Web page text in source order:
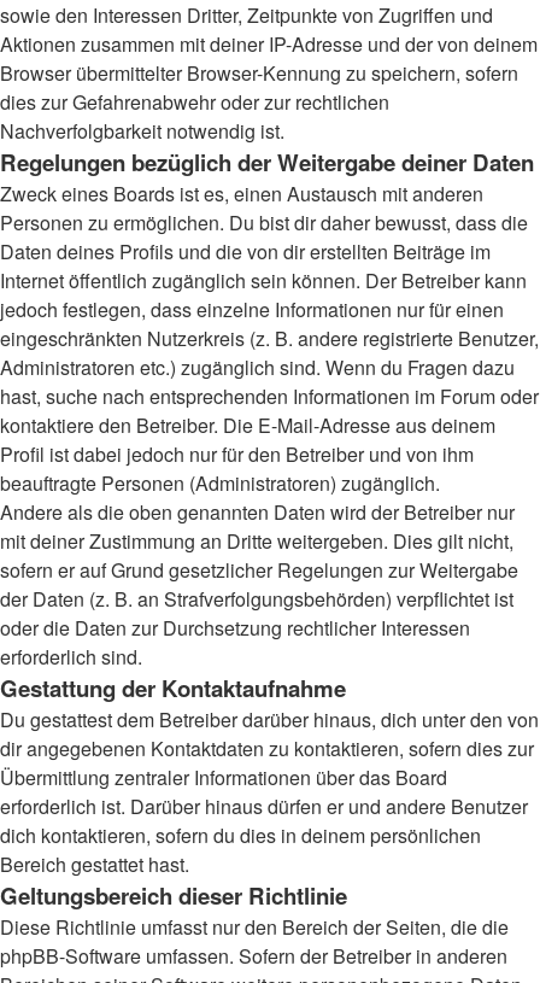
sowie den Interessen Dritter, Zeitpunkte von Zugriffen und
Aktionen zusammen mit deiner IP-Adresse und der von deinem
Browser übermittelter Browser-Kennung zu speichern, sofern
dies zur Gefahrenabwehr oder zur rechtlichen
Nachverfolgbarkeit notwendig ist.
Regelungen bezüglich der Weitergabe deiner Daten
Zweck eines Boards ist es, einen Austausch mit anderen
Personen zu ermöglichen. Du bist dir daher bewusst, dass die
Daten deines Profils und die von dir erstellten Beiträge im
Internet öffentlich zugänglich sein können. Der Betreiber kann
jedoch festlegen, dass einzelne Informationen nur für einen
eingeschränkten Nutzerkreis (z. B. andere registrierte Benutzer,
Administratoren etc.) zugänglich sind. Wenn du Fragen dazu
hast, suche nach entsprechenden Informationen im Forum oder
kontaktiere den Betreiber. Die E-Mail-Adresse aus deinem
Profil ist dabei jedoch nur für den Betreiber und von ihm
beauftragte Personen (Administratoren) zugänglich.
Andere als die oben genannten Daten wird der Betreiber nur
mit deiner Zustimmung an Dritte weitergeben. Dies gilt nicht,
sofern er auf Grund gesetzlicher Regelungen zur Weitergabe
der Daten (z. B. an Strafverfolgungsbehörden) verpflichtet ist
oder die Daten zur Durchsetzung rechtlicher Interessen
erforderlich sind.
Gestattung der Kontaktaufnahme
Du gestattest dem Betreiber darüber hinaus, dich unter den von
dir angegebenen Kontaktdaten zu kontaktieren, sofern dies zur
Übermittlung zentraler Informationen über das Board
erforderlich ist. Darüber hinaus dürfen er und andere Benutzer
dich kontaktieren, sofern du dies in deinem persönlichen
Bereich gestattet hast.
Geltungsbereich dieser Richtlinie
Diese Richtlinie umfasst nur den Bereich der Seiten, die die
phpBB-Software umfassen. Sofern der Betreiber in anderen